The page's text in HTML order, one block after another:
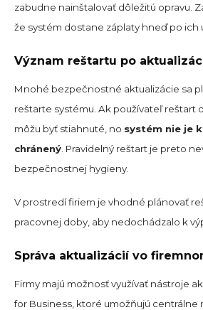
zabudne nainštalovať dôležitú opravu.
že systém dostane záplaty hneď po ich
Význam reštartu po
Mnohé bezpečnostné aktualizácie sa
reštarte systému. Ak používateľ reštart
môžu byť stiahnuté, no systém nie je
chránený . Pravidelný reštart je preto
bezpečnostnej hygieny.
V prostredí firiem je vhodné plánovať
pracovnej doby, aby nedochádzalo k
Správa aktualizácií vo
Firmy majú možnosť využívať nástroje
for Business, ktoré umožňujú centrálne